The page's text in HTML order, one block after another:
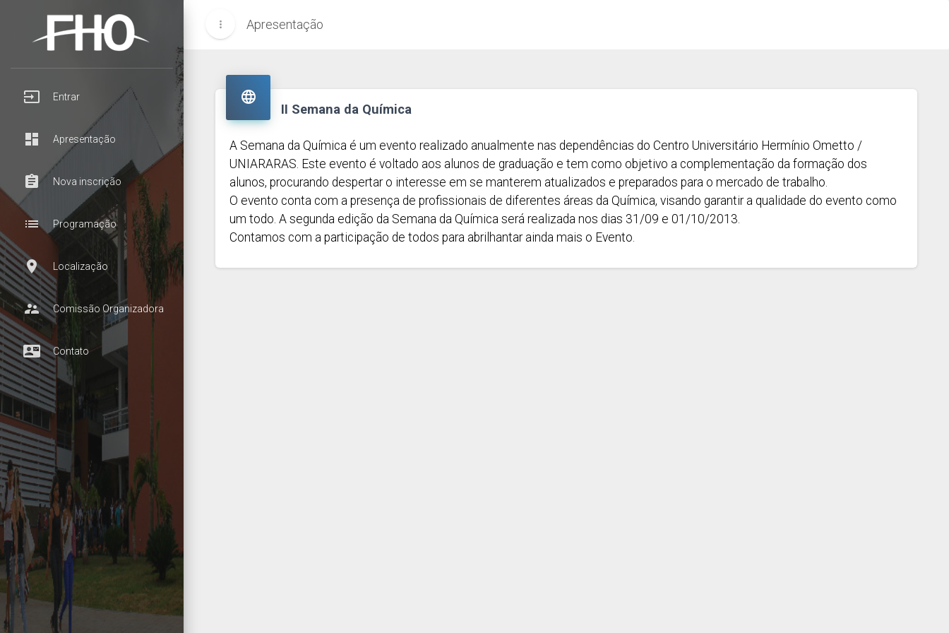
input Entrar
dashboard Apresentação
assignment Nova inscrição
list Programação
room Localização
supervisor_account Comissão Organizadora
contact_mail Contato
more_vert Apresentação

II Semana da Química
A Semana da Química é um evento realizado anualmente nas dependências do Centro Universitário Hermínio Ometto /
UNIARARAS. Este evento é voltado aos alunos de graduação e tem como objetivo a complementação da formação dos
alunos, procurando despertar o interesse em se manterem atualizados e preparados para o mercado de trabalho.
O evento conta com a presença de profissionais de diferentes áreas da Química, visando garantir a qualidade do evento como
um todo. A segunda edição da Semana da Química será realizada nos dias 31/09 e 01/10/2013.
Contamos com a participação de todos para abrilhantar ainda mais o Evento.